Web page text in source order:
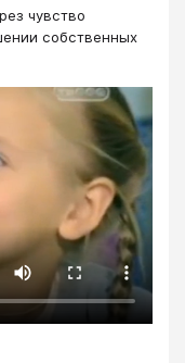
чувство
собственных